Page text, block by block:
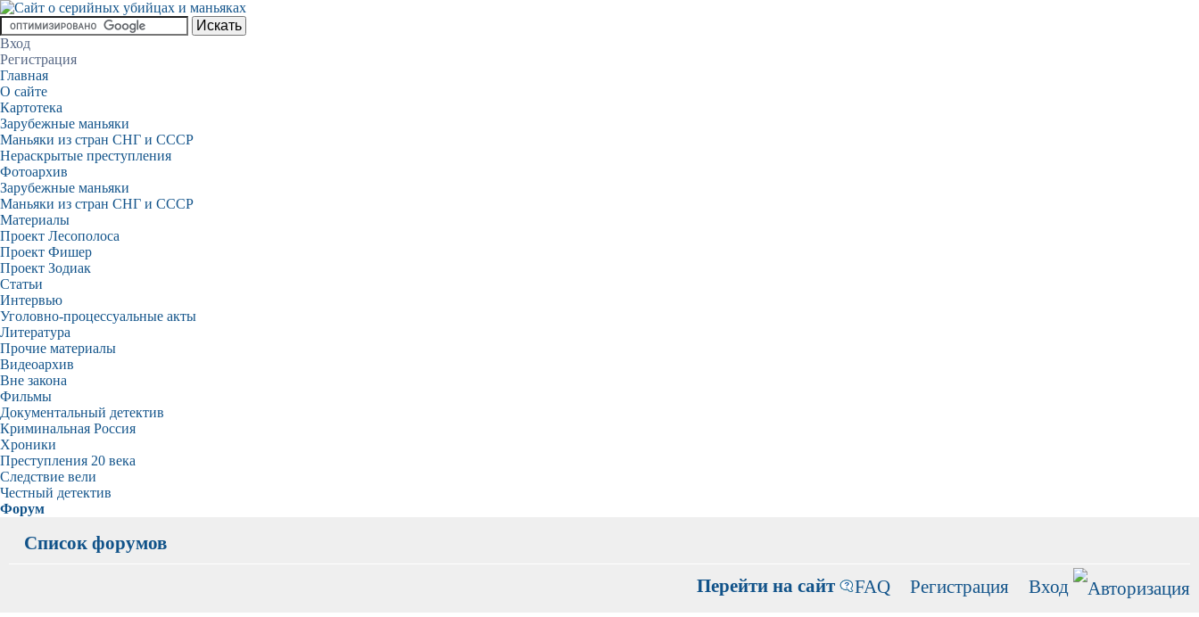
Вход
Регистрация
Главная
О сайте
Картотека
Зарубежные маньяки
Маньяки из стран СНГ и СССР
Нераскрытые преступления
Фотоархив
Зарубежные маньяки
Маньяки из стран СНГ и СССР
Материалы
Проект Лесополоса
Проект Фишер
Проект Зодиак
Статьи
Интервью
Уголовно-процессуальные акты
Литература
Прочие материалы
Видеоархив
Вне закона
Фильмы
Документальный детектив
Криминальная Россия
Хроники
Преступления 20 века
Следствие вели
Честный детектив
Форум
Список форумов
Перейти на сайт FAQ Регистрация Вход